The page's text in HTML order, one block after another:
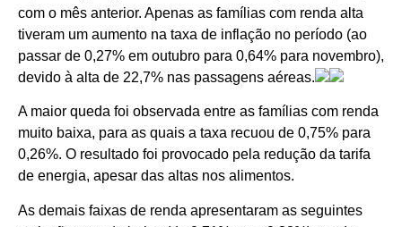
com o mês anterior. Apenas as famílias com renda alta
tiveram um aumento na taxa de inflação no período (ao
passar de 0,27% em outubro para 0,64% para novembro),
devido à alta de 22,7% nas passagens aéreas.
A maior queda foi observada entre as famílias com renda
muito baixa, para as quais a taxa recuou de 0,75% para
0,26%. O resultado foi provocado pela redução da tarifa
de energia, apesar das altas nos alimentos.
As demais faixas de renda apresentaram as seguintes